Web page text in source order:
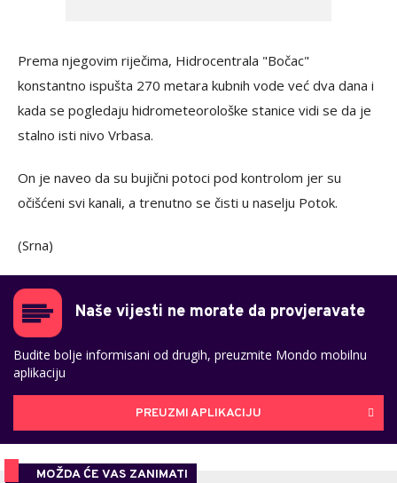
Prema njegovim riječima, Hidrocentrala "Bočac"
konstantno ispušta 270 metara kubnih vode već dva dana i
kada se pogledaju hidrometeorološke stanice vidi se da je
stalno isti nivo Vrbasa.
On je naveo da su bujični potoci pod kontrolom jer su
očišćeni svi kanali, a trenutno se čisti u naselju Potok.
(Srna)
Naše vijesti ne morate da provjeravate
Budite bolje informisani od drugih, preuzmite Mondo mobilnu
aplikaciju
PREUZMI APLIKACIJU
MOŽDA ĆE VAS ZANIMATI